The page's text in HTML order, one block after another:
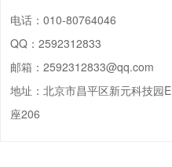
电话： 010-80764046
QQ： 2592312833
邮箱： 2592312833@qq.com
地址： 北京市昌平区新元科技园E
座206